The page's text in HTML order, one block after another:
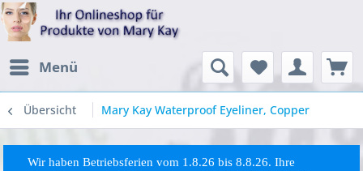
Menü
Übersicht Mary Kay Waterproof Eyeliner, Copper
Wir haben Betriebsferien vom 1.8.26 bis 8.8.26. Ihre